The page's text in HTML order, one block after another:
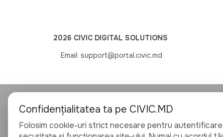
2026 CIVIC DIGITAL SOLUTIONS
Email: support@portal.civic.md
Confidențialitatea ta pe CIVIC.MD
Folosim cookie-uri strict necesare pentru